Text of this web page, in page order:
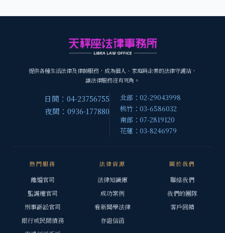
提供各種生活法律及律師服務，成為個人、家庭與企業的法律守護站，
讓法律服務沒有死角。
日間：04-23756755
夜間：0936-177880
北部：02-29043998
桃竹：03-6586032
南部：07-2819120
花蓮：03-8246979
熱門服務
離婚官司
監護權官司
刑事訴訟官司
銀行或民間債務
法律資源
法律知識庫
成功案例
看新聞學法律
存證信函
關於我們
聯絡我們
我們的團隊
客戶回饋